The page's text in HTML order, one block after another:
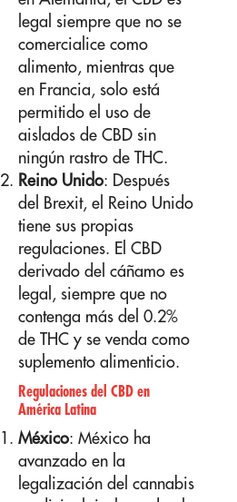
legal siempre que no se
comercialice como
alimento, mientras que
en Francia, solo está
permitido el uso de
aislados de CBD sin
ningún rastro de THC.
Reino Unido: Después
del Brexit, el Reino Unido
tiene sus propias
regulaciones. El CBD
derivado del cáñamo es
legal, siempre que no
contenga más del 0.2%
de THC y se venda como
suplemento alimenticio.
Regulaciones del CBD en
América Latina
México: México ha
avanzado en la
legalización del cannabis